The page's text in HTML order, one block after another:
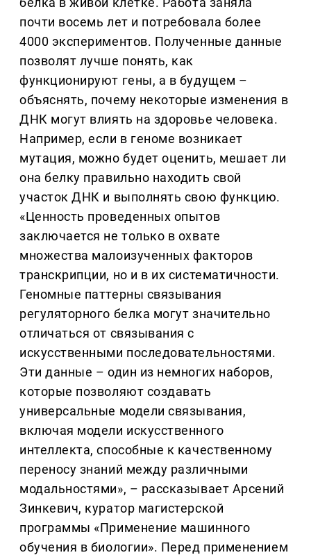
почти восемь лет и потребовала более
4000 экспериментов. Полученные данные
позволят лучше понять, как
функционируют гены, а в будущем –
объяснять, почему некоторые изменения в
ДНК могут влиять на здоровье человека.
Например, если в геноме возникает
мутация, можно будет оценить, мешает ли
она белку правильно находить свой
участок ДНК и выполнять свою функцию.
«Ценность проведенных опытов
заключается не только в охвате
множества малоизученных факторов
транскрипции, но и в их систематичности.
Геномные паттерны связывания
регуляторного белка могут значительно
отличаться от связывания с
искусственными последовательностями.
Эти данные – один из немногих наборов,
которые позволяют создавать
универсальные модели связывания,
включая модели искусственного
интеллекта, способные к качественному
переносу знаний между различными
модальностями», – рассказывает Арсений
Зинкевич, куратор магистерской
программы «Применение машинного
обучения в биологии». Перед применением